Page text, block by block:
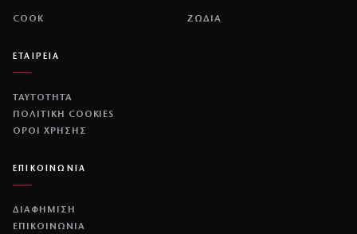
COOK ΖΩΔΙΑ
ΕΤΑΙΡΕΙΑ
ΤΑΥΤΟΤΗΤΑ
ΠΟΛΙΤΙΚΉ COOKIES
ΌΡΟΙ ΧΡΉΣΗΣ
ΕΠΙΚΟΙΝΩΝΙΑ
ΔΙΑΦΗΜΙΣΗ
ΕΠΙΚΟΙΝΩΝΙΑ